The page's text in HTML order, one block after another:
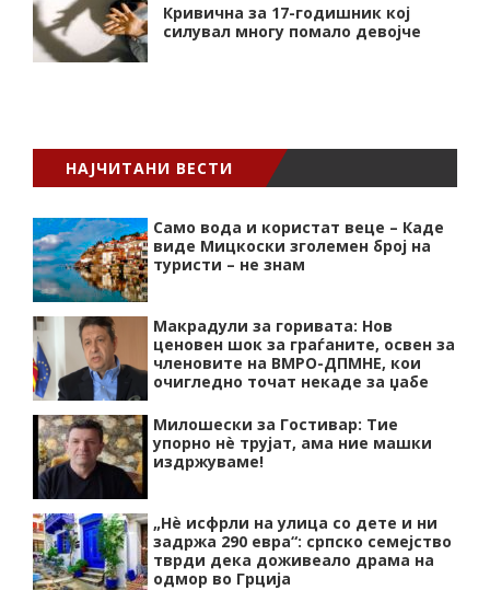
Кривична за 17-годишник кој
силувал многу помало девојче
НАЈЧИТАНИ ВЕСТИ
Само вода и користат веце – Каде
виде Мицкоски зголемен број на
туристи – не знам
Макрадули за горивата: Нов
ценовен шок за граѓаните, освен за
членовите на ВМРО-ДПМНЕ, кои
очигледно точат некаде за џабе
Милошески за Гостивар: Тие
упорно нѐ трујат, ама ние машки
издржуваме!
„Нѐ исфрли на улица со дете и ни
задржа 290 евра“: српско семејство
тврди дека доживеало драма на
одмор во Грција